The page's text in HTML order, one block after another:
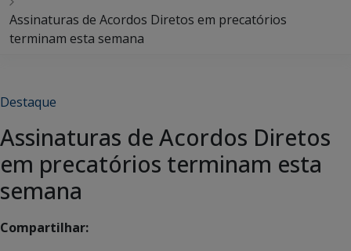
Assinaturas de Acordos Diretos em precatórios
terminam esta semana
Destaque
Assinaturas de Acordos Diretos
em precatórios terminam esta
semana
Compartilhar: